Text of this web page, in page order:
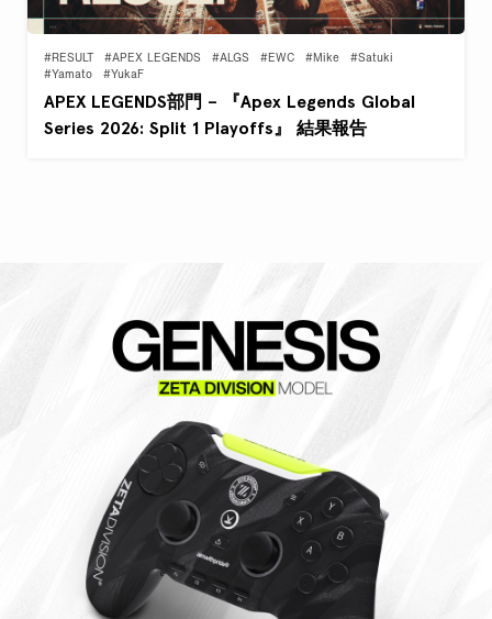
#RESULT #APEX LEGENDS #ALGS #EWC #Mike
#Satuki
#Yamato
#YukaF
APEX LEGENDS部門 – 『Apex Legends Global
Series 2026: Split 1 Playoffs』 結果報告